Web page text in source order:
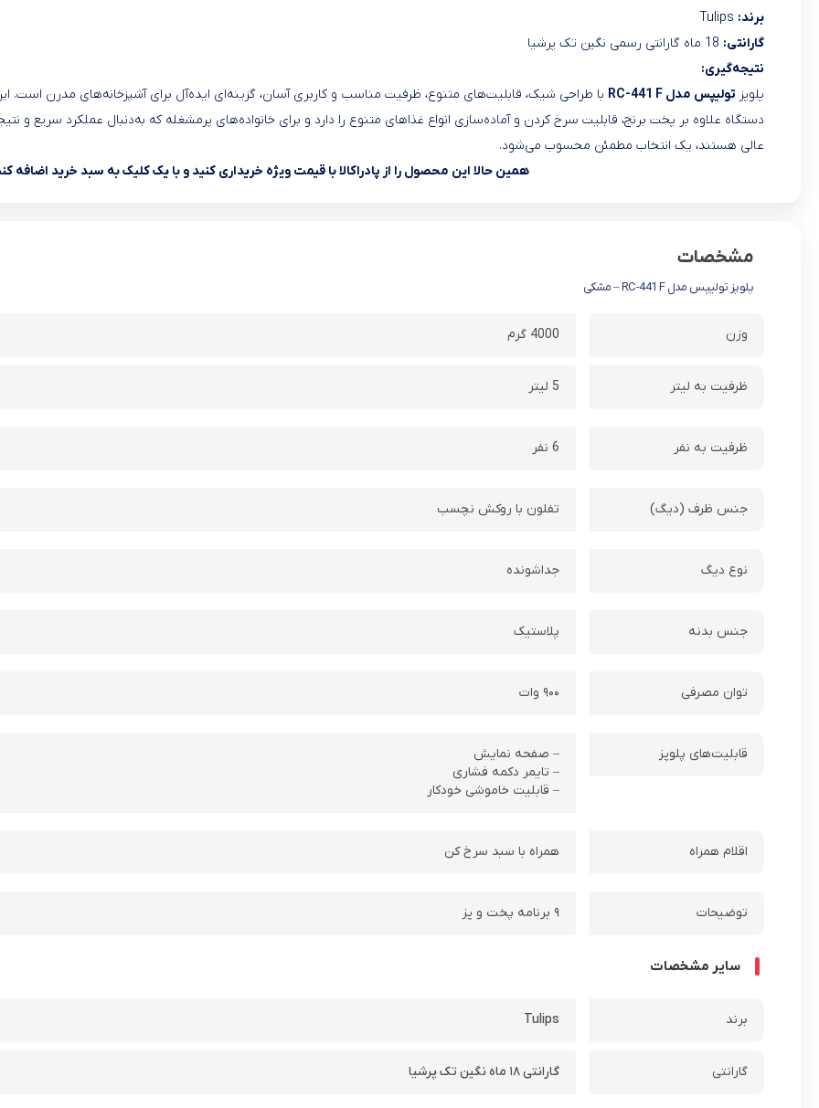
برند:
گارانتی:
نتیجه‌گیری:
پلوپز تولیپس مدل RC-441 F
با طراحی شیک، قابلیت‌های متنوع، ظرفیت مناسب و کاربری آسان، گزینه‌ای ایده‌آل برای آشپزخانه‌های مدرن است.
دستگاه علاوه بر پخت برنج، قابلیت سرخ کردن و آماده‌سازی انواع غذاهای متنوع را دارد و برای خانواده‌های پرمشغله که به‌دنبال عملکرد سریع و
عالی هستند، یک انتخاب مطمئن محسوب می‌شود.
همین حالا این محصول را از پادراکالا با قیمت ویژه خریداری کنید و با یک کلیک به سبد خرید اضافه
مشخصات
پلوپز تولیپس مدل RC-441 F – مشکی
وزن 4000 گرم
ظرفیت به لیتر 5 لیتر
ظرفیت به نفر 6 نفر
جنس ظرف (دیگ) تفلون با روکش نچسب
نوع دیگ جداشونده
جنس بدنه پلاستیک
توان مصرفی ۹۰۰ وات
قابلیت‌های پلوپز
– صفحه نمایش
– تایمر دکمه فشاری
– قابلیت خاموشی خودکار
اقلام همراه همراه با سبد سرخ کن
توضیحات ۹ برنامه پخت و پز
سایر مشخصات
برند Tulips
گارانتی گارانتی ۱۸ ماه نگین تک پرشیا